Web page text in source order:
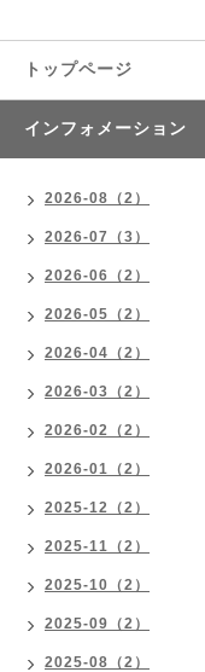
トップページ
インフォメーション
2026-08（2）
2026-07（3）
2026-06（2）
2026-05（2）
2026-04（2）
2026-03（2）
2026-02（2）
2026-01（2）
2025-12（2）
2025-11（2）
2025-10（2）
2025-09（2）
2025-08（2）